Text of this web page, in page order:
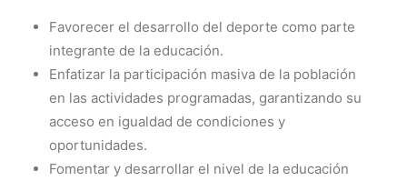
Favorecer el desarrollo del deporte como parte
integrante de la educación.
Enfatizar la participación masiva de la población
en las actividades programadas, garantizando su
acceso en igualdad de condiciones y
oportunidades.
Fomentar y desarrollar el nivel de la educación